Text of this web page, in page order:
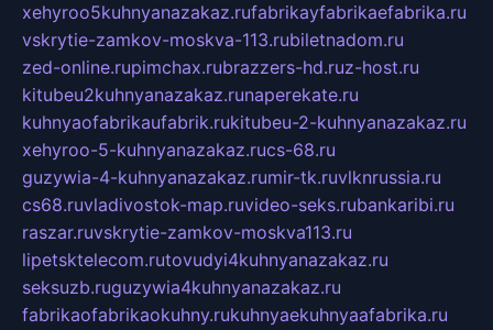
xehyroo5kuhnyanazakaz.rufabrikayfabrikaefabrika.ru
vskrytie-zamkov-moskva-113.rubiletnadom.ru
zed-online.rupimchax.rubrazzers-hd.ruz-host.ru
kitubeu2kuhnyanazakaz.runaperekate.ru
kuhnyaofabrikaufabrik.rukitubeu-2-kuhnyanazakaz.ru
xehyroo-5-kuhnyanazakaz.rucs-68.ru
guzywia-4-kuhnyanazakaz.rumir-tk.ruvlknrussia.ru
cs68.ruvladivostok-map.ruvideo-seks.rubankaribi.ru
raszar.ruvskrytie-zamkov-moskva113.ru
lipetsktelecom.rutovudyi4kuhnyanazakaz.ru
seksuzb.ruguzywia4kuhnyanazakaz.ru
fabrikaofabrikaokuhny.rukuhnyaekuhnyaafabrika.ru